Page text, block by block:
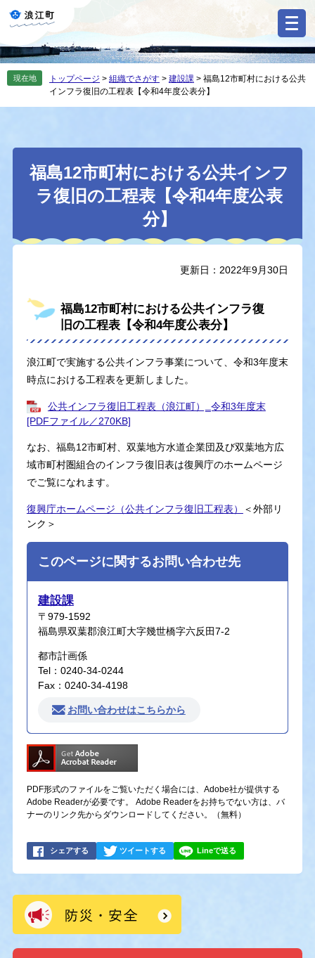
の
先
す
ー
を
し
現在地 トップページ > 組織でさがす > 建設課 > 福島12市町村における公共
インフラ復旧の工程表【令和4年度公表分】
本
福島12市町村における公共インフ
ラ復旧の工程表【令和4年度公表
分】
更新日：2022年9月30日
福島12市町村における公共インフラ復
旧の工程表【令和4年度公表分】
浪江町で実施する公共インフラ事業について、令和3年度末
時点における工程表を更新しました。
公共インフラ復旧工程表（浪江町）‗令和3年度末
[PDFファイル／270KB]
なお、福島12市町村、双葉地方水道企業団及び双葉地方広
域市町村圏組合のインフラ復旧表は復興庁のホームページ
でご覧になれます。
復興庁ホームページ（公共インフラ復旧工程表）
＜外部リ
ンク＞
このページに関するお問い合わせ先
建設課
〒979-1592
福島県双葉郡浪江町大字幾世橋字六反田7-2
都市計画係
Tel：0240-34-0244
Fax：0240-34-4198
お問い合わせはこちらから
PDF形式のファイルをご覧いただく場合には、Adobe社が提供する
Adobe Readerが必要です。
Adobe Readerをお持ちでない方は、バ
ナーのリンク先からダウンロードしてください。（無料）
シェアする ツイートする Lineで送る